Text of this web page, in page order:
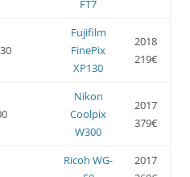
FT7
Fujifilm
FinePix
XP130
2018
219€
Nikon
Coolpix
W300
2017
379€
Ricoh WG-
2017